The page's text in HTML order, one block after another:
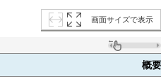
画面サイズで表示
概要